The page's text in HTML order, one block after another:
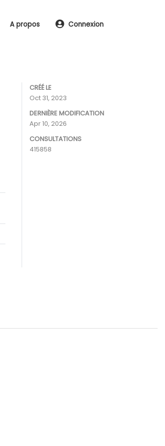
A propos Connexion
CRÉÉ LE
Oct 31, 2023
DERNIÈRE MODIFICATION
Apr 10, 2026
CONSULTATIONS
415858